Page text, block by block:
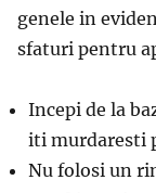
genele in
sfaturi pentru
Incepi de la
iti murdaresti
Nu folosi un